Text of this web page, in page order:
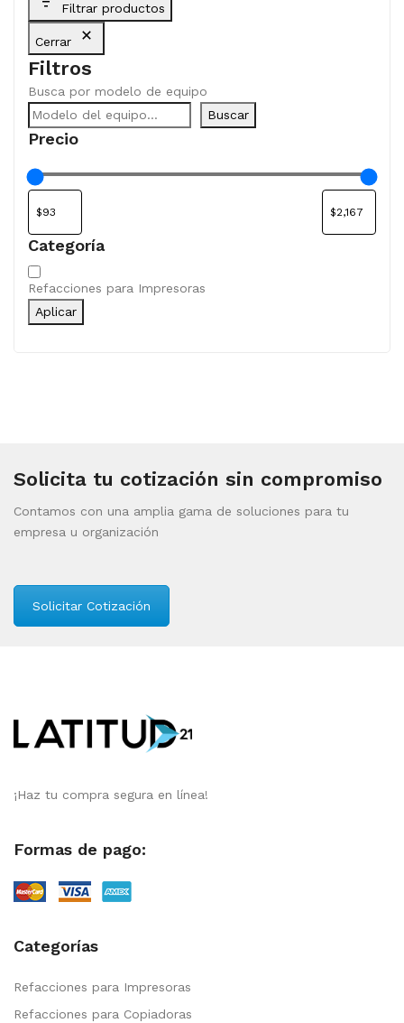
Filtrar productos
Cerrar
Filtros
Busca por modelo de equipo
Buscar
Precio
Categoría
Categoría
Refacciones para Impresoras
Aplicar
Solicita tu cotización sin compromiso
Contamos con una amplia gama de soluciones para tu
empresa u organización
Solicitar Cotización
¡Haz tu compra segura en línea!
Formas de pago:
Categorías
Refacciones para Impresoras
Refacciones para Copiadoras